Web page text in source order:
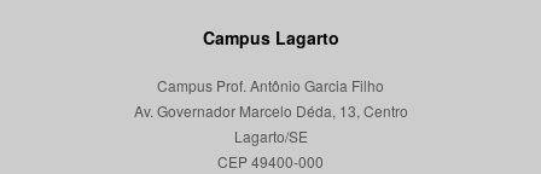
Campus Lagarto
Campus Prof. Antônio Garcia Filho
Av. Governador Marcelo Déda, 13, Centro
Lagarto/SE
CEP 49400-000